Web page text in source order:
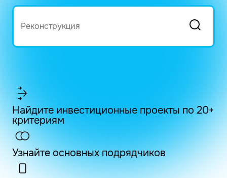
Найдите инвестиционные проекты по 20+
критериям
Узнайте основных подрядчиков